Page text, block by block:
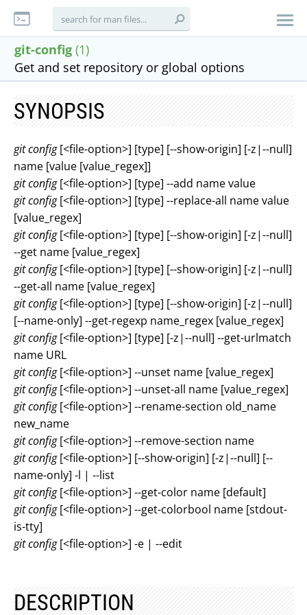
git-config (1)
Get and set repository or global options
SYNOPSIS
git config[<file-option>] [type] [--show-origin] [-z|--null]
name [value [value_regex]]
git config[<file-option>] [type] --add name value
git config[<file-option>] [type] --replace-all name value
[value_regex]
git config[<file-option>] [type] [--show-origin] [-z|--null]
--get name [value_regex]
git config[<file-option>] [type] [--show-origin] [-z|--null]
--get-all name [value_regex]
git config[<file-option>] [type] [--show-origin] [-z|--null]
[--name-only] --get-regexp name_regex [value_regex]
git config[<file-option>] [type] [-z|--null] --get-urlmatch
name URL
git config[<file-option>] --unset name [value_regex]
git config[<file-option>] --unset-all name [value_regex]
git config[<file-option>] --rename-section old_name
new_name
git config[<file-option>] --remove-section name
git config[<file-option>] [--show-origin] [-z|--null] [--
name-only] -l | --list
git config[<file-option>] --get-color name [default]
git config[<file-option>] --get-colorbool name [stdout-
is-tty]
git config[<file-option>] -e | --edit
DESCRIPTION